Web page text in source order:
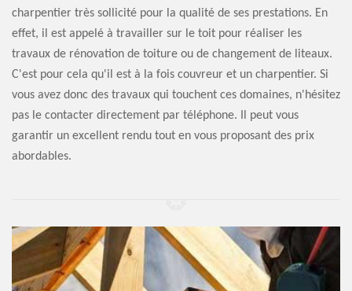
charpentier très sollicité pour la qualité de ses prestations. En
effet, il est appelé à travailler sur le toit pour réaliser les
travaux de rénovation de toiture ou de changement de liteaux.
C'est pour cela qu'il est à la fois couvreur et un charpentier. Si
vous avez donc des travaux qui touchent ces domaines, n'hésitez
pas le contacter directement par téléphone. Il peut vous
garantir un excellent rendu tout en vous proposant des prix
abordables.